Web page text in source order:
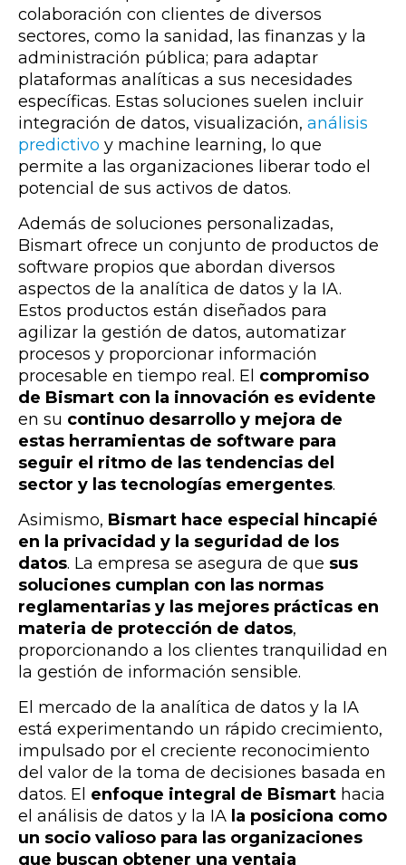
colaboración con clientes de diversos
sectores, como la sanidad, las finanzas y la
administración pública; para adaptar
plataformas analíticas a sus necesidades
específicas. Estas soluciones suelen incluir
integración de datos, visualización, análisis
predictivo y machine learning, lo que
permite a las organizaciones liberar todo el
potencial de sus activos de datos.
Además de soluciones personalizadas,
Bismart ofrece un conjunto de productos de
software propios que abordan diversos
aspectos de la analítica de datos y la IA.
Estos productos están diseñados para
agilizar la gestión de datos, automatizar
procesos y proporcionar información
procesable en tiempo real. El compromiso
de Bismart con la innovación es evidente
en su continuo desarrollo y mejora de
estas herramientas de software para
seguir el ritmo de las tendencias del
sector y las tecnologías emergentes.
Asimismo, Bismart hace especial hincapié
en la privacidad y la seguridad de los
datos. La empresa se asegura de que sus
soluciones cumplan con las normas
reglamentarias y las mejores prácticas en
materia de protección de datos,
proporcionando a los clientes tranquilidad en
la gestión de información sensible.
El mercado de la analítica de datos y la IA
está experimentando un rápido crecimiento,
impulsado por el creciente reconocimiento
del valor de la toma de decisiones basada en
datos. El enfoque integral de Bismart hacia
el análisis de datos y la IA la posiciona como
un socio valioso para las organizaciones
que buscan obtener una ventaja